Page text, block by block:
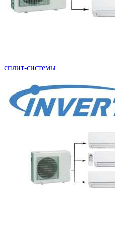
сплит-системы